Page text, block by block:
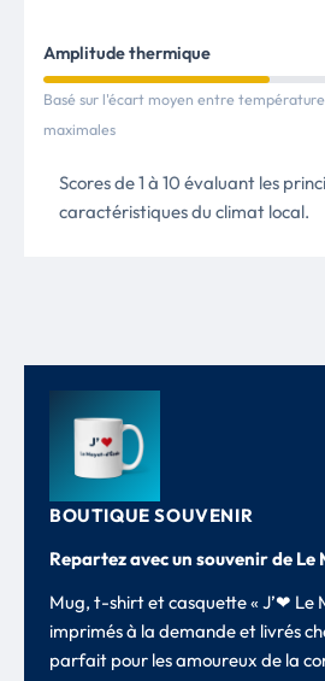
Amplitude thermique
Basé sur l'écart moyen entre
maximales
Scores de 1 à 10 évaluant les
caractéristiques du climat local.
BOUTIQUE SOUVENIR
Repartez avec un souvenir de
Mug, t-shirt et casquette « J’❤ Le
imprimés à la demande et livrés
parfait pour les amoureux de la